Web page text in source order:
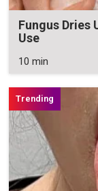
Fungus Dries
Use
10 min